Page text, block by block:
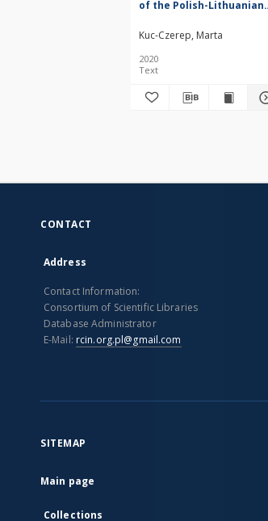
of the Polish-Lithuanian
Eighteenth Century
Kuc-Czerep, Marta
2020
Text
CONTACT
Address
Contact Information:
Consortium of Scientific Libraries
Database Administrator
E-Mail: rcin.org.pl@gmail.com
SITEMAP
Main page
Collections